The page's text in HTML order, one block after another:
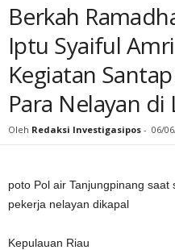
Berkah
Iptu Syaiful
Kegiatan
Para Nelayan di
Oleh Redaksi Investigasipos - 06/
poto Pol air Tanjungpinang
pekerja nelayan dikapal
Kepulauan Riau